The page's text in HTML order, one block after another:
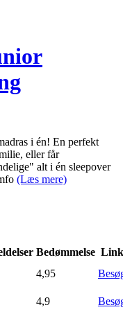
i én! En perfekt
eller får
alt i én sleepover
(Læs mere)
Bedømmelse Link
4,95
4,9